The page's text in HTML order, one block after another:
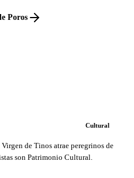
Poros
Cultural
de Tinos atrae peregrinos de
son Patrimonio Cultural.